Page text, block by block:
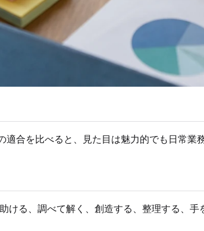
合を比べると、見た目は魅力的でも日常業
る、調べて解く、創造する、整理する、